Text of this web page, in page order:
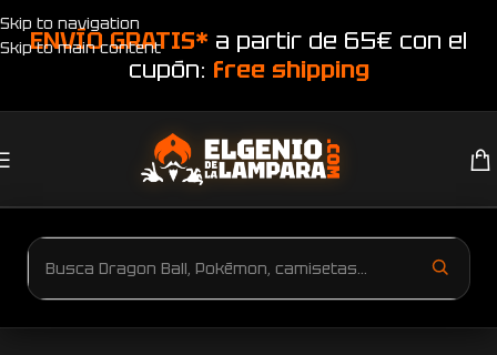
Skip to navigation
Skip to main content
ENVÍO GRATIS* a partir de 65€ con el
cupón: free shipping